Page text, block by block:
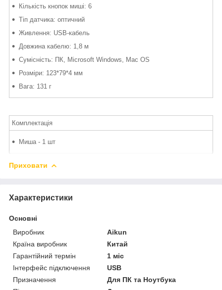
Кількість кнопок миші: 6
Тіп датчика: оптичний
Живлення: USB-кабель
Довжина кабелю: 1,8 м
Сумісність: ПК, Microsoft Windows, Mac OS
Розміри: 123*79*4 мм
Вага: 131 г
Комплектація
Миша - 1 шт
Приховати
Характеристики
Основні
Виробник
Aikun
Країна виробник
Китай
Гарантійний термін
1 міс
Інтерфейс підключення
USB
Призначення
Для ПК та Ноутбука